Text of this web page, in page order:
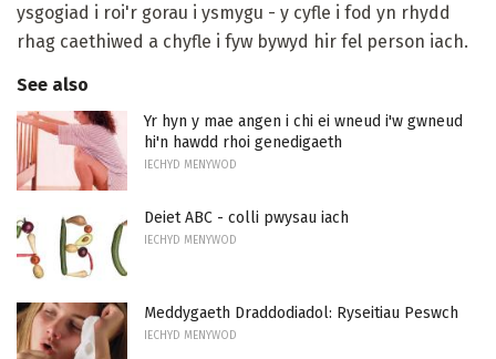
ysgogiad i roi'r gorau i ysmygu - y cyfle i fod yn rhydd
rhag caethiwed a chyfle i fyw bywyd hir fel person iach.
See also
Yr hyn y mae angen i chi ei wneud i'w gwneud
hi'n hawdd rhoi genedigaeth
IECHYD MENYWOD
Deiet ABC - colli pwysau iach
IECHYD MENYWOD
Meddygaeth Draddodiadol: Ryseitiau Peswch
IECHYD MENYWOD